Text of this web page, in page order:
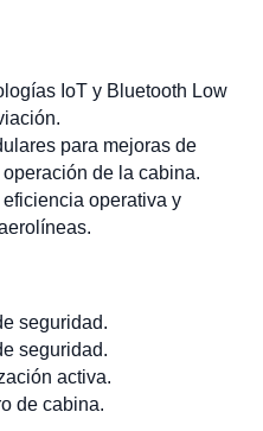
IoT y Bluetooth Low
para mejoras de
de la cabina.
operativa y
seguridad.
seguridad.
activa.
de cabina.